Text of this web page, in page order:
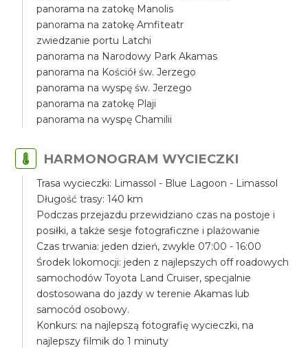
panorama na zatokę Manolis
panorama na zatokę Amfiteatr
zwiedzanie portu Latchi
panorama na Narodowy Park Akamas
panorama na Kościół św. Jerzego
panorama na wyspę św. Jerzego
panorama na zatokę Plaji
panorama na wyspę Chamilii
HARMONOGRAM WYCIECZKI
Trasa wycieczki: Limassol - Blue Lagoon - Limassol
Długość trasy: 140 km
Podczas przejazdu przewidziano czas na postoje i
posiłki, a także sesje fotograficzne i plażowanie
Czas trwania: jeden dzień, zwykle 07:00 - 16:00
Środek lokomocji: jeden z najlepszych off roadowych
samochodów Toyota Land Cruiser, specjalnie
dostosowana do jazdy w terenie Akamas lub
samocód osobowy.
Konkurs: na najlepszą fotografię wycieczki, na
najlepszy filmik do 1 minuty